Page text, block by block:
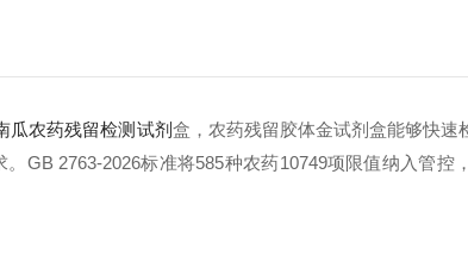
瓜农药残留检测试剂盒，农药残留胶体金试剂盒能够快速
GB 2763-2026标准将585种农药10749项限值纳入管控